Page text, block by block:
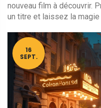
nouveau film à découvrir.
un titre et laissez la
16
SEPT.